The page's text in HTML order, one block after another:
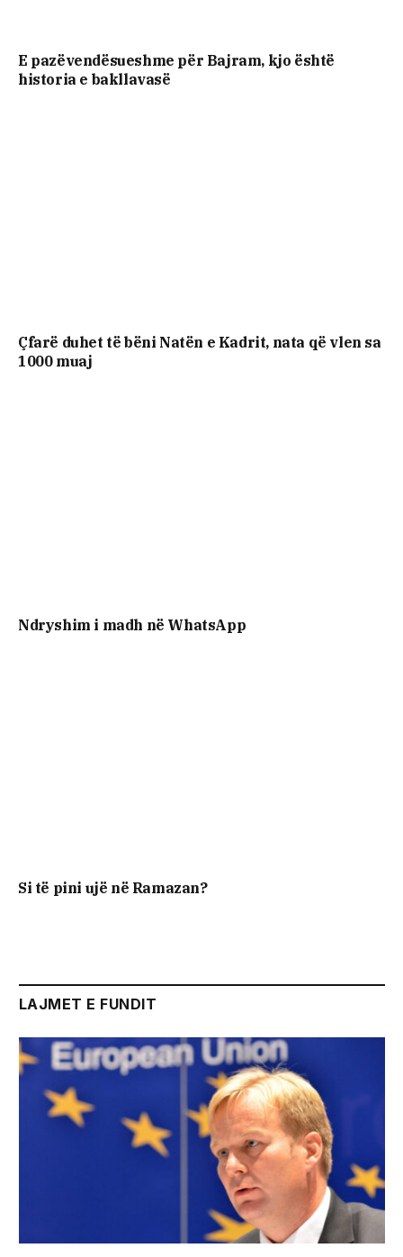
E pazëvendësueshme për Bajram, kjo është
historia e bakllavasë
Çfarë duhet të bëni Natën e Kadrit, nata që vlen sa
1000 muaj
Ndryshim i madh në WhatsApp
Si të pini ujë në Ramazan?
LAJMET E FUNDIT